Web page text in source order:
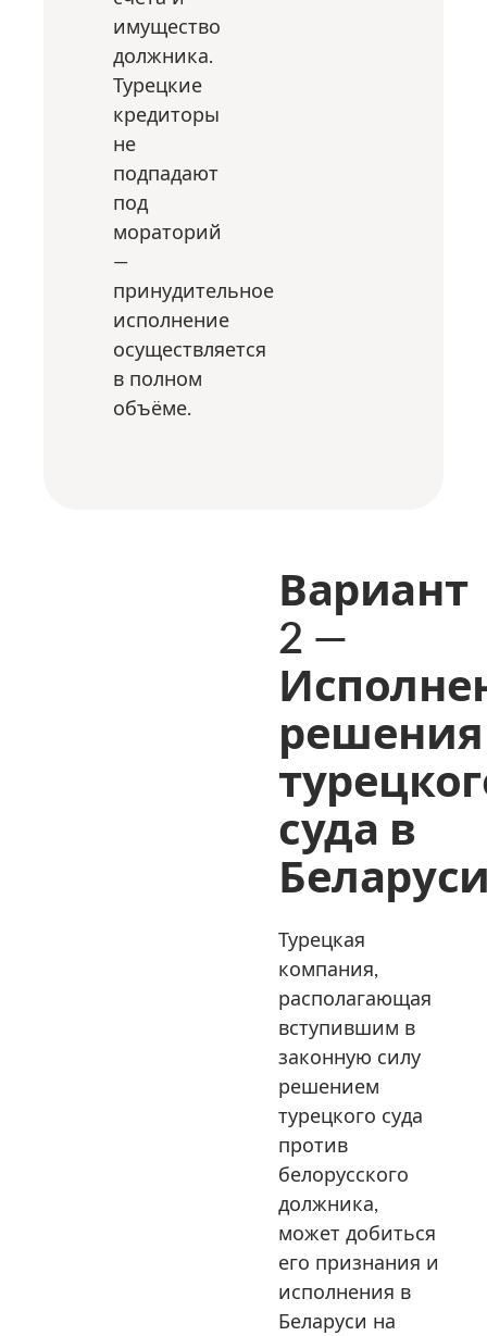
имущество
должника.
Турецкие
кредиторы
не
подпадают
под
мораторий
—
принудительное
исполнение
осуществляется
в полном
объёме.
Вариант
2 —
решения
суда в
Турецкая
компания,
располагающая
вступившим в
законную силу
решением
турецкого суда
против
белорусского
должника,
может добиться
его признания и
исполнения в
Беларуси на